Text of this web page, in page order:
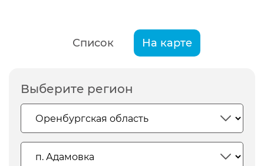
Список На карте
Выберите регион